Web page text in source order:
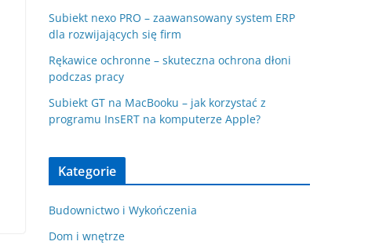
Subiekt nexo PRO – zaawansowany system ERP
dla rozwijających się firm
Rękawice ochronne – skuteczna ochrona dłoni
podczas pracy
Subiekt GT na MacBooku – jak korzystać z
programu InsERT na komputerze Apple?
Kategorie
Budownictwo i Wykończenia
Dom i wnętrze